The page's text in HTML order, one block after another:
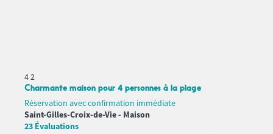
42
Charmante maison pour 4 personnes à la plage
Réservation avec confirmation immédiate
Saint-Gilles-Croix-de-Vie - Maison
23 Évaluations